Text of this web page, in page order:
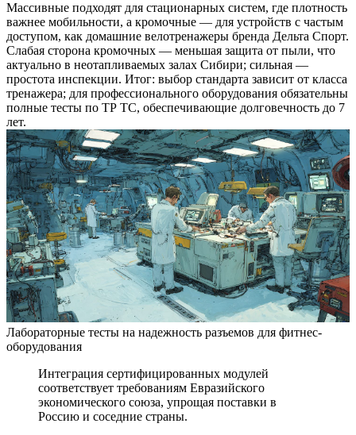
Массивные подходят для стационарных систем, где плотность
важнее мобильности, а кромочные — для устройств с частым
доступом, как домашние велотренажеры бренда Дельта Спорт.
Слабая сторона кромочных — меньшая защита от пыли, что
актуально в неотапливаемых залах Сибири; сильная —
простота инспекции. Итог: выбор стандарта зависит от класса
тренажера; для профессионального оборудования обязательны
полные тесты по ТР ТС, обеспечивающие долговечность до 7
лет.
Лабораторные тесты на надежность разъемов для фитнес-
оборудования
Интеграция сертифицированных модулей
соответствует требованиям Евразийского
экономического союза, упрощая поставки в
Россию и соседние страны.